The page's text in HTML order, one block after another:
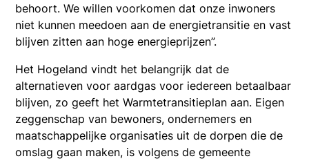
behoort. We willen voorkomen dat onze inwoners
niet kunnen meedoen aan de energietransitie en vast
blijven zitten aan hoge energieprijzen”.
Het Hogeland vindt het belangrijk dat de
alternatieven voor aardgas voor iedereen betaalbaar
blijven, zo geeft het Warmtetransitieplan aan. Eigen
zeggenschap van bewoners, ondernemers en
maatschappelijke organisaties uit de dorpen die de
omslag gaan maken, is volgens de gemeente